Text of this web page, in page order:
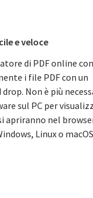
e veloce
di PDF online
i file PDF con un
Non è più
sul PC per
apriranno nel
Linux o